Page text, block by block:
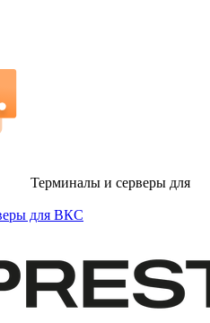
Терминалы и серверы для
для ВКС